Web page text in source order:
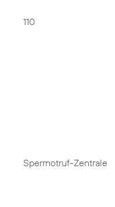
110
Sperrnotruf-Zentrale